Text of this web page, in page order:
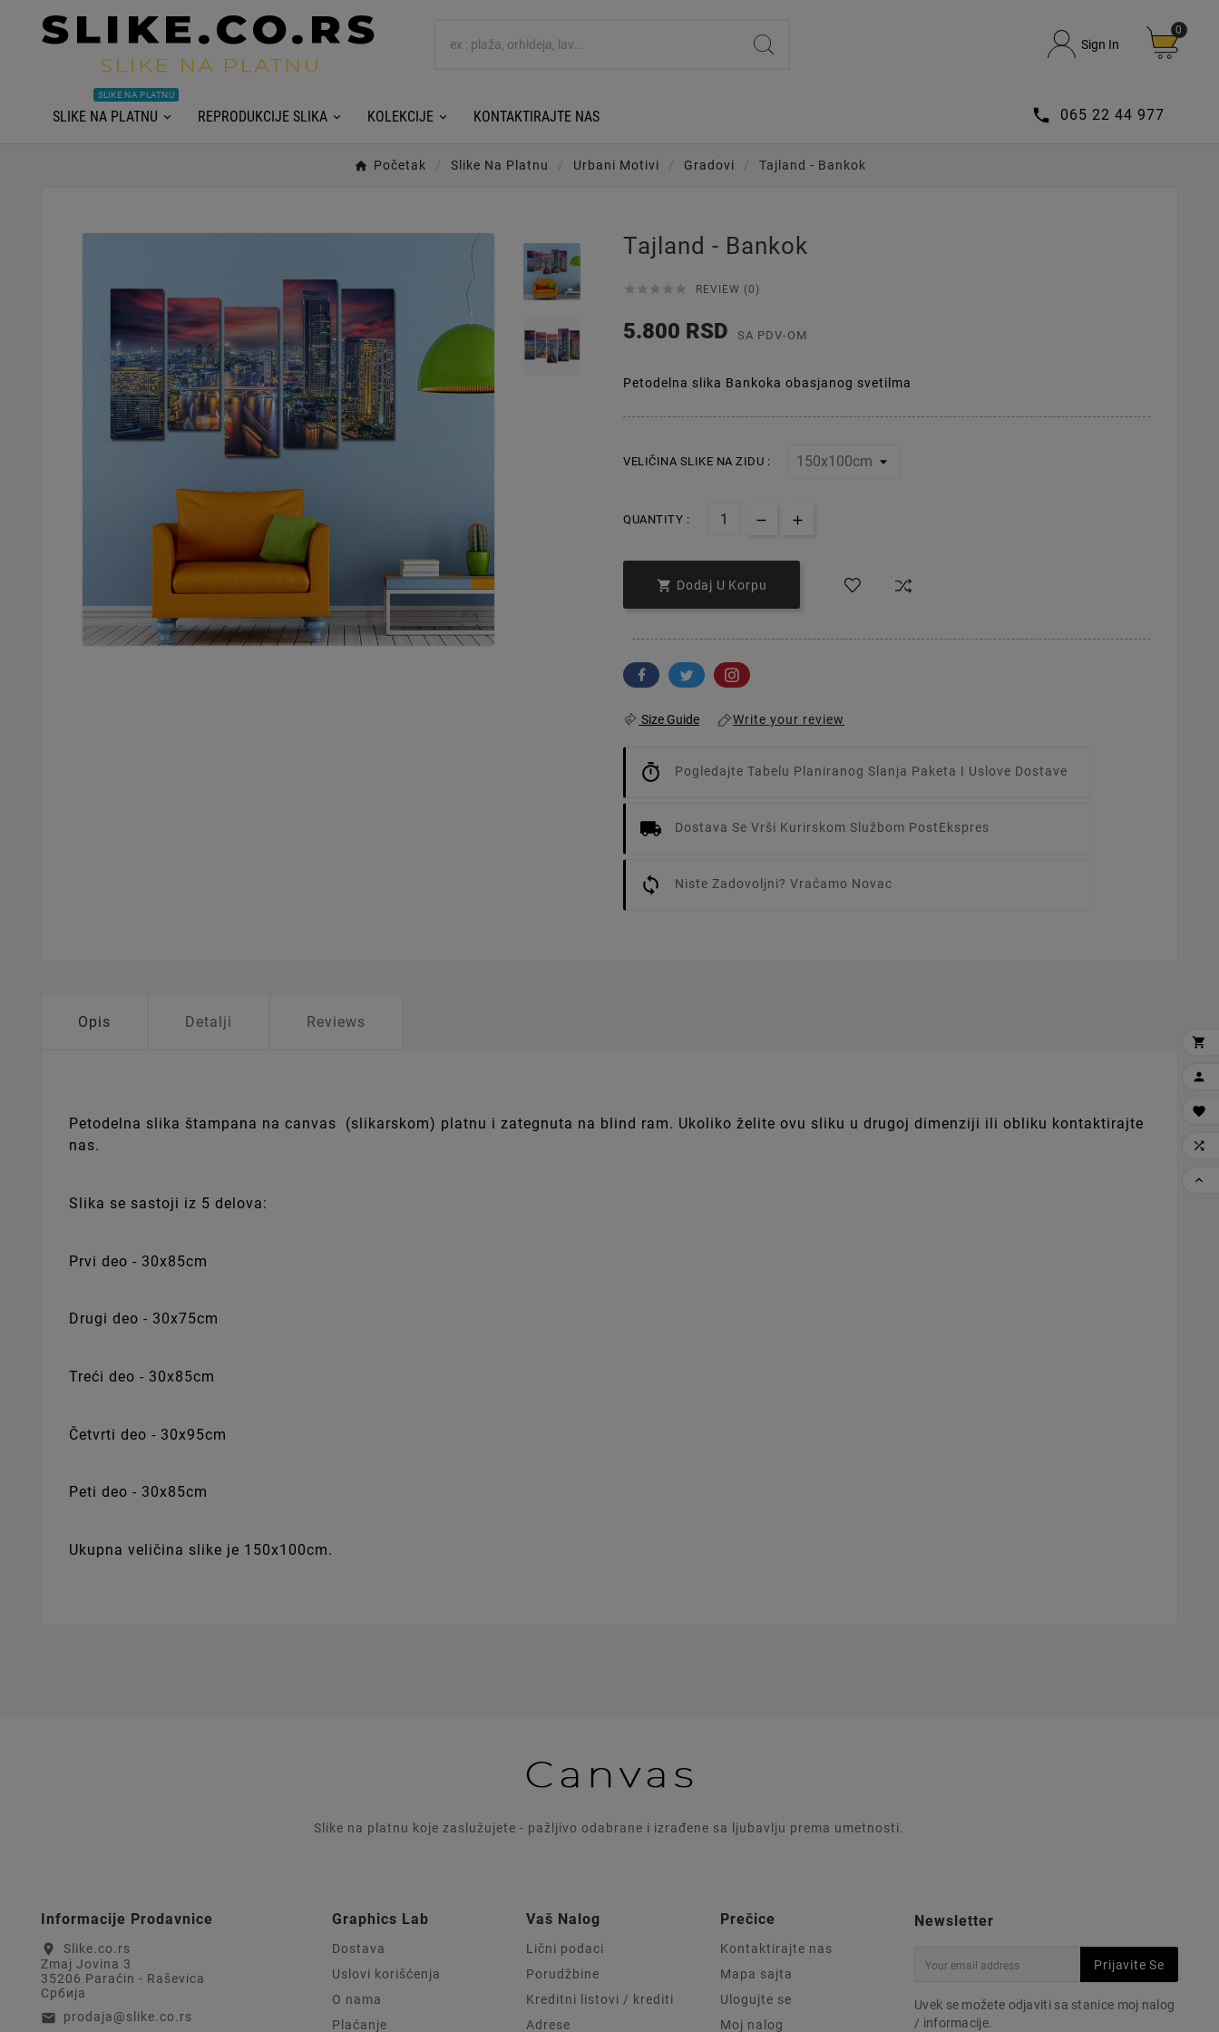
Sign In
0
SLIKE NA PLATNU
SLIKE NA PLATNU
REPRODUKCIJE SLIKA KOLEKCIJE KONTAKTIRAJTE NAS  065 22 44 977
Početak Slike Na Platnu Urbani Motivi Gradovi Tajland - Bankok

Tajland - Bankok
     REVIEW (0)
5.800 RSD SA PDV-OM
Petodelna slika Bankoka obasjanog svetilma
VELIČINA SLIKE NA ZIDU :
QUANTITY :
 Dodaj U Korpu
Size Guide Write your review
Pogledajte Tabelu Planiranog Slanja Paketa I Uslove Dostave
Dostava Se Vrši Kurirskom Službom PostEkspres
Niste Zadovoljni? Vraćamo Novac
Opis Detalji Reviews
Petodelna slika štampana na canvas (slikarskom) platnu i zategnuta na blind ram. Ukoliko želite ovu sliku u drugoj dimenziji ili obliku kontaktirajte
nas.
Slika se sastoji iz 5 delova:
Prvi deo - 30x85cm
Drugi deo - 30x75cm
Treći deo - 30x85cm
Četvrti deo - 30x95cm
Peti deo - 30x85cm
Ukupna veličina slike je 150x100cm.
Slike na platnu koje zaslužujete - pažljivo odabrane i izrađene sa ljubavlju prema umetnosti.
Informacije Prodavnice
location_on
Slike.co.rs
Zmaj Jovina 3
35206 Paraćin - Raševica
Србија
email prodaja@slike.co.rs
Graphics Lab
Dostava
Uslovi korišćenja
O nama
Plaćanje
Vaš Nalog
Lični podaci
Porudžbine
Kreditni listovi / krediti
Adrese
Prečice
Kontaktirajte nas
Mapa sajta
Ulogujte se
Moj nalog
Newsletter
Prijavite Se
Uvek se možete odjaviti sa stanice moj nalog
/ informacije.




